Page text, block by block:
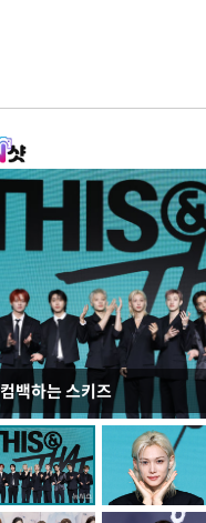
컴백하는 스키즈
청와대 일주일